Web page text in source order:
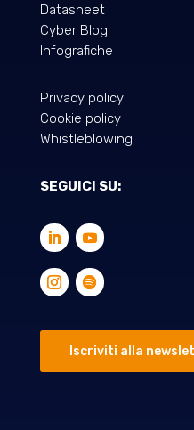
Datasheet
Cyber Blog
Infografiche
Privacy policy
Cookie policy
Whistleblowing
SEGUICI SU:
Iscriviti alla